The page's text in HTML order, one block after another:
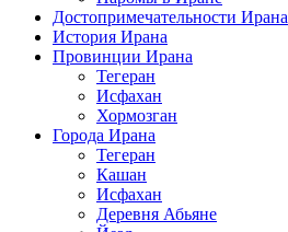
Достопримечательности Ирана
История Ирана
Провинции Ирана
Тегеран
Исфахан
Хормозган
Города Ирана
Тегеран
Кашан
Исфахан
Деревня Абьяне